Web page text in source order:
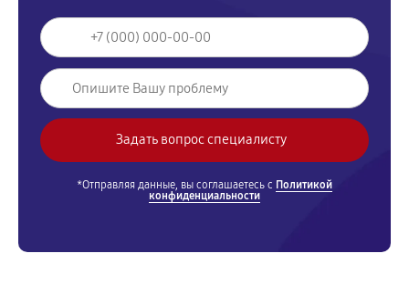
*Отправляя данные, вы соглашаетесь с Политикой
конфиденциальности